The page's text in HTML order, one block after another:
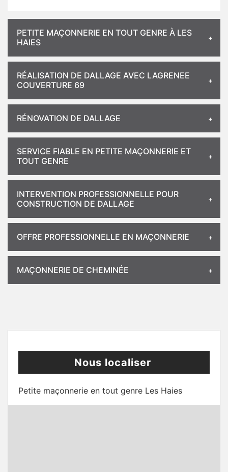
PETITE MAÇONNERIE EN TOUT GENRE À LES
HAIES
RÉALISATION DE DALLAGE AVEC LAGRENEE
COUVERTURE 69
RÉNOVATION DE DALLAGE
SERVICE FIABLE EN PETITE MAÇONNERIE ET
TOUT GENRE
INTERVENTION PROFESSIONNELLE POUR
CONSTRUCTION DE DALLAGE
OFFRE PROFESSIONNELLE EN MAÇONNERIE
MAÇONNERIE DE CHEMINÉE
Nous localiser
Petite maçonnerie en tout genre Les Haies